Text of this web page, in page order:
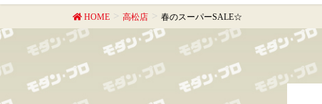
HOME 高松店 春のスーパーSALE☆